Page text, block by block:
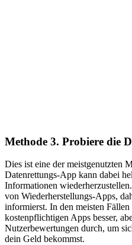
Methode 3. Probiere die
Dies ist eine der meistgenutzten
Datenrettungs-App kann dabei
Informationen
von Wiederherstellungs-Apps,
informierst. In den meisten
kostenpflichtigen Apps besser,
Nutzerbewertungen durch, um
dein Geld bekommst.